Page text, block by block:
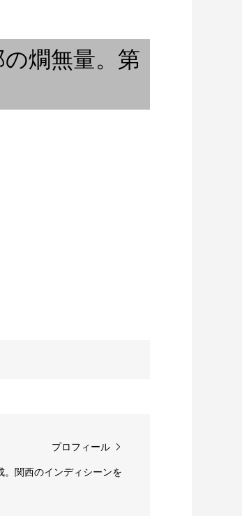
と。（前編）
の燗無量。第
プロフィール
関西のインディシーンを